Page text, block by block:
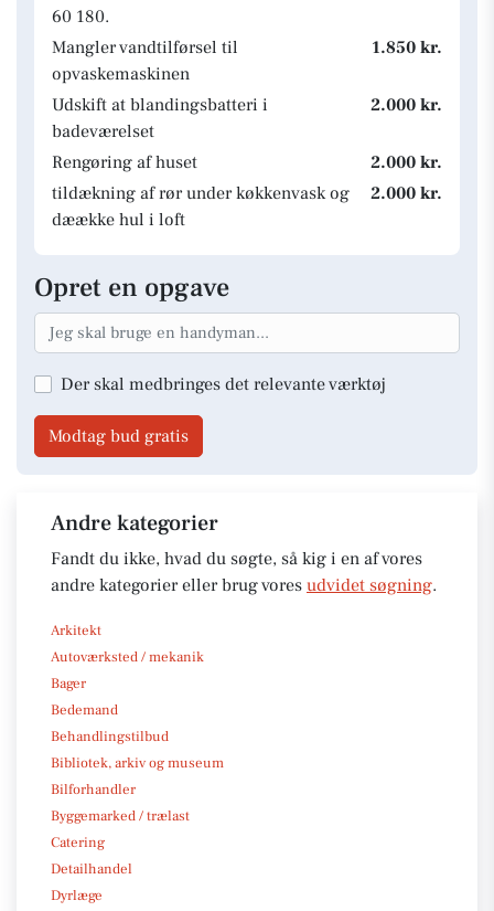
60 180.
Mangler vandtilførsel til
opvaskemaskinen
1.850 kr.
Udskift at blandingsbatteri i
badeværelset
2.000 kr.
Rengøring af huset
2.000 kr.
tildækning af rør under køkkenvask og
dæække hul i loft
2.000 kr.
Opret en opgave
Der skal medbringes det relevante værktøj
Modtag bud gratis
Andre kategorier
Fandt du ikke, hvad du søgte, så kig i en af vores
andre kategorier eller brug vores udvidet søgning.
Arkitekt
Autoværksted / mekanik
Bager
Bedemand
Behandlingstilbud
Bibliotek, arkiv og museum
Bilforhandler
Byggemarked / trælast
Catering
Detailhandel
Dyrlæge